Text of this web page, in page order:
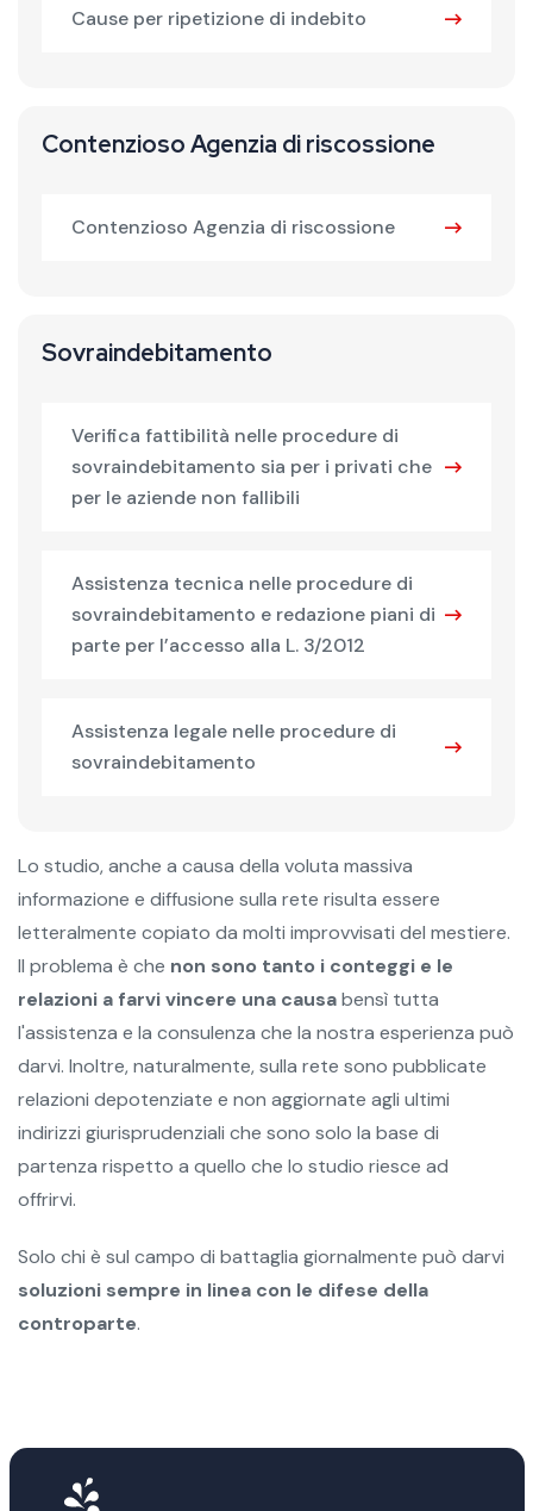
Cause per ripetizione di indebito
Contenzioso Agenzia di riscossione
Contenzioso Agenzia di riscossione
Sovraindebitamento
Verifica fattibilità nelle procedure di
sovraindebitamento sia per i privati che
per le aziende non fallibili
Assistenza tecnica nelle procedure di
sovraindebitamento e redazione piani di
parte per l’accesso alla L. 3/2012
Assistenza legale nelle procedure di
sovraindebitamento
Lo studio, anche a causa della voluta massiva
informazione e diffusione sulla rete risulta essere
letteralmente copiato da molti improvvisati del mestiere.
Il problema è che non sono tanto i conteggi e le
relazioni a farvi vincere una causabensì tutta
l'assistenza e la consulenza che la nostra esperienza può
darvi. Inoltre, naturalmente, sulla rete sono pubblicate
relazioni depotenziate e non aggiornate agli ultimi
indirizzi giurisprudenziali che sono solo la base di
partenza rispetto a quello che lo studio riesce ad
offrirvi.
Solo chi è sul campo di battaglia giornalmente può darvi
soluzioni sempre in linea con le difese della
controparte.